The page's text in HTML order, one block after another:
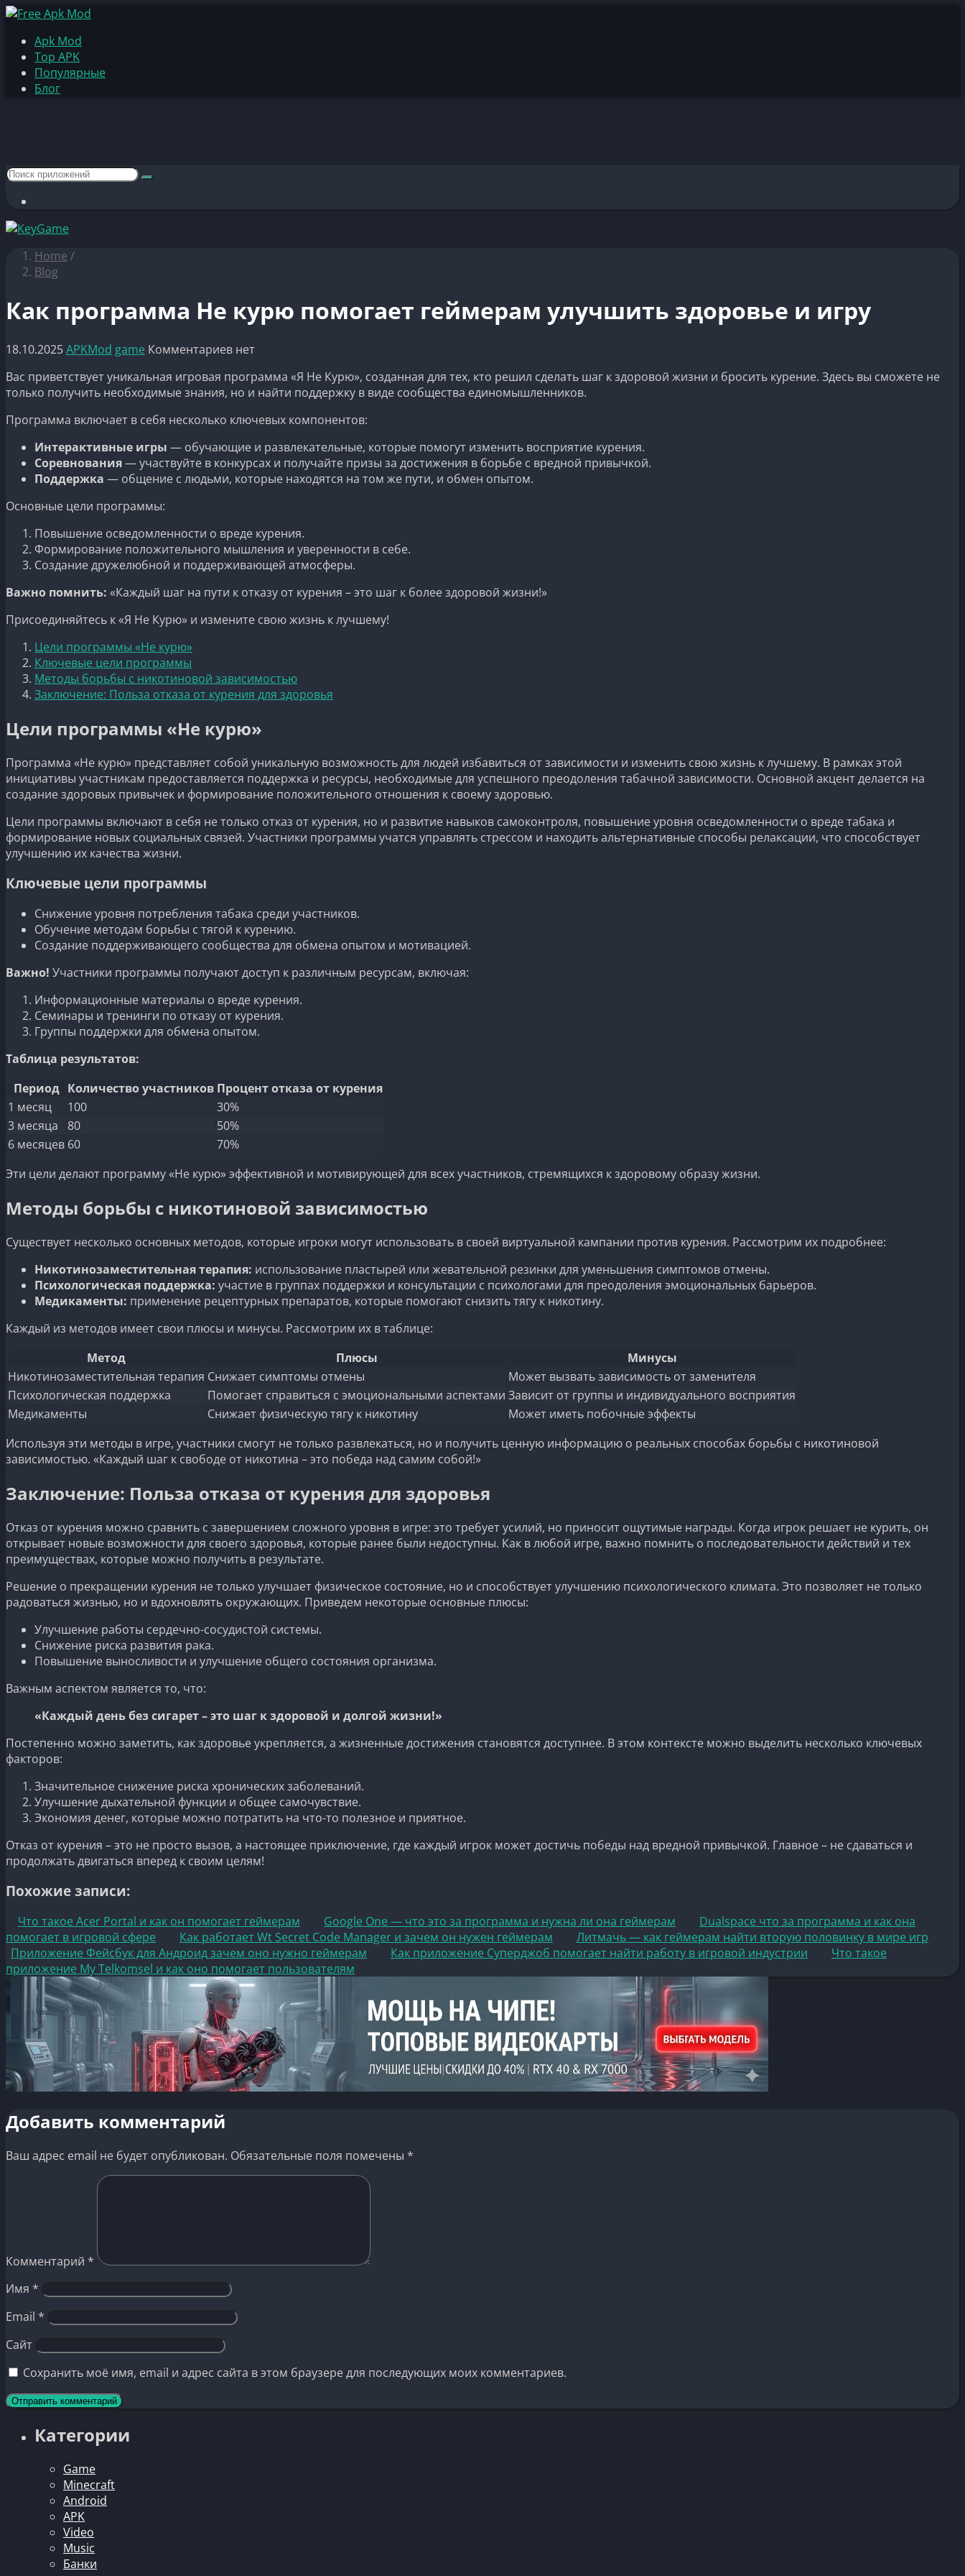
Apk Mod
Top APK
Популярные
Блог
Home /
Blog
Как программа Не курю помогает геймерам улучшить здоровье и игру
18.10.2025APKMod game Комментариев нет
Вас приветствует уникальная игровая программа «Я Не Курю», созданная для тех, кто решил сделать шаг к здоровой жизни и бросить курение. Здесь вы сможете не
только получить необходимые знания, но и найти поддержку в виде сообщества единомышленников.
Программа включает в себя несколько ключевых компонентов:
Интерактивные игры — обучающие и развлекательные, которые помогут изменить восприятие курения.
Соревнования— участвуйте в конкурсах и получайте призы за достижения в борьбе с вредной привычкой.
Поддержка — общение с людьми, которые находятся на том же пути, и обмен опытом.
Основные цели программы:
Повышение осведомленности о вреде курения.
Формирование положительного мышления и уверенности в себе.
Создание дружелюбной и поддерживающей атмосферы.
Важно помнить: «Каждый шаг на пути к отказу от курения – это шаг к более здоровой жизни!»
Присоединяйтесь к «Я Не Курю» и измените свою жизнь к лучшему!
Цели программы «Не курю»
Ключевые цели программы
Методы борьбы с никотиновой зависимостью
Заключение: Польза отказа от курения для здоровья
Цели программы «Не курю»
Программа «Не курю» представляет собой уникальную возможность для людей избавиться от зависимости и изменить свою жизнь к лучшему. В рамках этой
инициативы участникам предоставляется поддержка и ресурсы, необходимые для успешного преодоления табачной зависимости. Основной акцент делается на
создание здоровых привычек и формирование положительного отношения к своему здоровью.
Цели программы включают в себя не только отказ от курения, но и развитие навыков самоконтроля, повышение уровня осведомленности о вреде табака и
формирование новых социальных связей. Участники программы учатся управлять стрессом и находить альтернативные способы релаксации, что способствует
улучшению их качества жизни.
Ключевые цели программы
Снижение уровня потребления табака среди участников.
Обучение методам борьбы с тягой к курению.
Создание поддерживающего сообщества для обмена опытом и мотивацией.
Важно! Участники программы получают доступ к различным ресурсам, включая:
Информационные материалы о вреде курения.
Семинары и тренинги по отказу от курения.
Группы поддержки для обмена опытом.
Таблица результатов:
Период Количество участников Процент отказа от курения
1 месяц
100
30%
3 месяца
80
50%
6 месяцев 60
70%
Эти цели делают программу «Не курю» эффективной и мотивирующей для всех участников, стремящихся к здоровому образу жизни.
Методы борьбы с никотиновой зависимостью
Существует несколько основных методов, которые игроки могут использовать в своей виртуальной кампании против курения. Рассмотрим их подробнее:
Никотинозаместительная терапия: использование пластырей или жевательной резинки для уменьшения симптомов отмены.
Психологическая поддержка: участие в группах поддержки и консультации с психологами для преодоления эмоциональных барьеров.
Медикаменты: применение рецептурных препаратов, которые помогают снизить тягу к никотину.
Каждый из методов имеет свои плюсы и минусы. Рассмотрим их в таблице:
Метод
Плюсы
Минусы
Никотинозаместительная терапия Снижает симптомы отмены
Может вызвать зависимость от заменителя
Психологическая поддержка
Помогает справиться с эмоциональными аспектами Зависит от группы и индивидуального восприятия
Медикаменты
Снижает физическую тягу к никотину
Может иметь побочные эффекты
Используя эти методы в игре, участники смогут не только развлекаться, но и получить ценную информацию о реальных способах борьбы с никотиновой
зависимостью. «Каждый шаг к свободе от никотина – это победа над самим собой!»
Заключение: Польза отказа от курения для здоровья
Отказ от курения можно сравнить с завершением сложного уровня в игре: это требует усилий, но приносит ощутимые награды. Когда игрок решает не курить, он
открывает новые возможности для своего здоровья, которые ранее были недоступны. Как в любой игре, важно помнить о последовательности действий и тех
преимуществах, которые можно получить в результате.
Решение о прекращении курения не только улучшает физическое состояние, но и способствует улучшению психологического климата. Это позволяет не только
радоваться жизнью, но и вдохновлять окружающих. Приведем некоторые основные плюсы:
Улучшение работы сердечно-сосудистой системы.
Снижение риска развития рака.
Повышение выносливости и улучшение общего состояния организма.
Важным аспектом является то, что:
«Каждый день без сигарет – это шаг к здоровой и долгой жизни!»
Постепенно можно заметить, как здоровье укрепляется, а жизненные достижения становятся доступнее. В этом контексте можно выделить несколько ключевых
факторов:
Значительное снижение риска хронических заболеваний.
Улучшение дыхательной функции и общее самочувствие.
Экономия денег, которые можно потратить на что-то полезное и приятное.
Отказ от курения – это не просто вызов, а настоящее приключение, где каждый игрок может достичь победы над вредной привычкой. Главное – не сдаваться и
продолжать двигаться вперед к своим целям!
Похожие записи:
Что такое Acer Portal и как он помогает геймерам Google One — что это за программа и нужна ли она геймерам
Dualspace что за программа и как она
помогает в игровой сфере
Как работает Wt Secret Code Manager и зачем он нужен геймерам
Литмачь — как геймерам найти вторую половинку в мире игр
Приложение Фейсбук для Андроид зачем оно нужно геймерам
Как приложение Суперджоб помогает найти работу в игровой индустрии
Что такое
приложение My Telkomsel и как оно помогает пользователям
Добавить комментарий
Ваш адрес email не будет опубликован. Обязательные поля помечены *
Комментарий *
Имя *
Email *
Сайт
Сохранить моё имя, email и адрес сайта в этом браузере для последующих моих комментариев.
Категории
Game
Minecraft
Android
APK
Video
Music
Банки